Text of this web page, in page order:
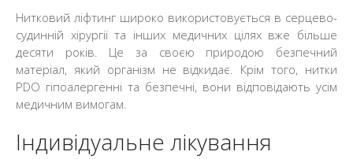
Нитковий ліфтинг широко використовується в серцево-
судинній хірургії та інших медичних цілях вже більше
десяти років. Це за своєю природою безпечний
матеріал, який організм не відкидає. Крім того, нитки
PDO гіпоалергенні та безпечні, вони відповідають усім
медичним вимогам.
Індивідуальне лікування